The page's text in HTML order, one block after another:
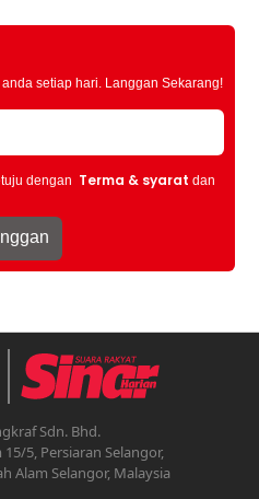
setiap hari. Langgan Sekarang!
dengan Terma & syarat dan
Sdn. Bhd.
5, Persiaran Selangor,
Alam Selangor, Malaysia